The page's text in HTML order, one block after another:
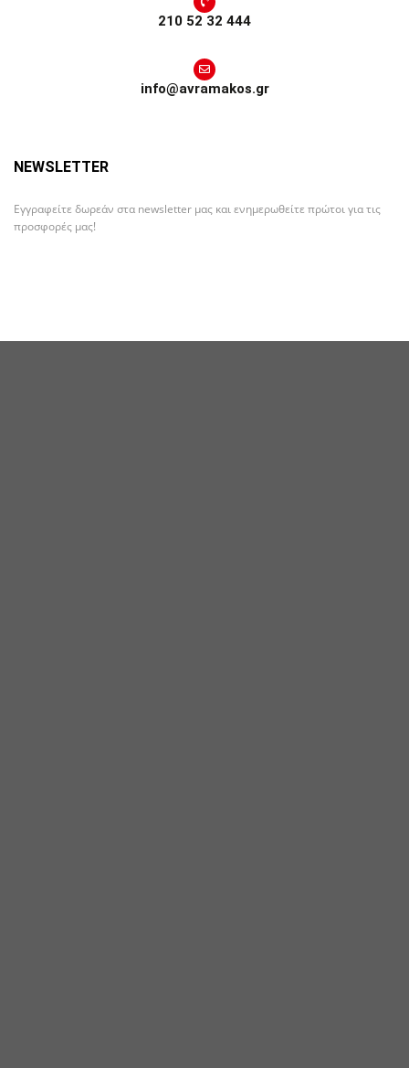
210 52 32 444
info@avramakos.gr
NEWSLETTER
Εγγραφείτε δωρεάν στα newsletter μας και ενημερωθείτε πρώτοι για τις
προσφορές μας!